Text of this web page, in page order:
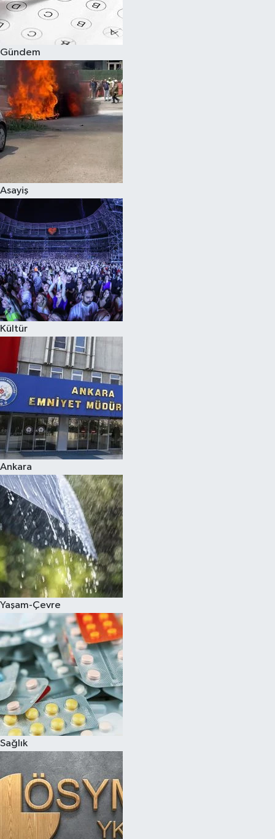
Gündem
Asayiş
Kültür
Ankara
Yaşam-Çevre
Sağlık
Spor
Burç Yorumları
Çocuk
Eğitim
Kadın
Kim kimdir?
Kültür Sanat
Sağlık
Siyaset
Teknoloji
Televizyon
Yaşam-Çevre